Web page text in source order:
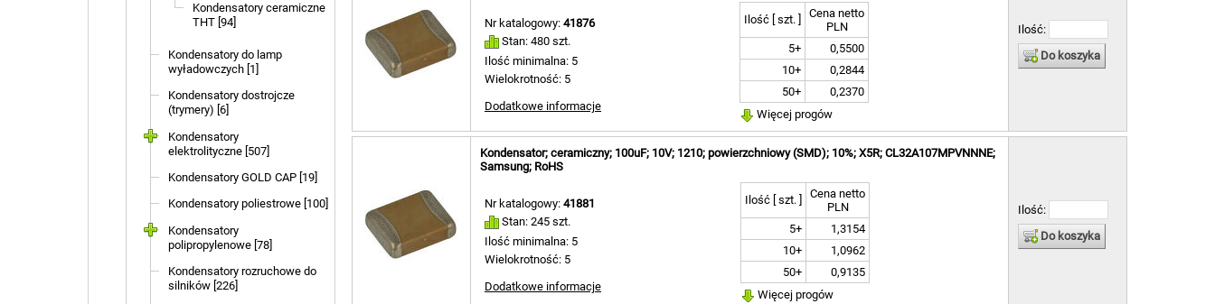
Kondensatory ceramiczne
THT [94]
Kondensatory do lamp
wyładowczych [1]
Kondensatory dostrojcze
(trymery) [6]
Kondensatory
elektrolityczne [507]
Kondensatory GOLD CAP [19]
Kondensatory poliestrowe [100]
Kondensatory
polipropylenowe [78]
Kondensatory rozruchowe do
silników [226]
Nr katalogowy: 41876
Stan: 480 szt.
Ilość minimalna: 5
Wielokrotność: 5
Dodatkowe informacje
Ilość [ szt. ]
Cena netto
PLN
5+
0,5500
10+
0,2844
50+
0,2370
Więcej progów
Ilość:
Do koszyka
Kondensator; ceramiczny; 100uF; 10V; 1210; powierzchniowy (SMD); 10%; X5R; CL32A107MPVNNNE;
Samsung; RoHS
Nr katalogowy: 41881
Stan: 245 szt.
Ilość minimalna: 5
Wielokrotność: 5
Dodatkowe informacje
Ilość [ szt. ]
Cena netto
PLN
5+
1,3154
10+
1,0962
50+
0,9135
Więcej progów
Ilość:
Do koszyka